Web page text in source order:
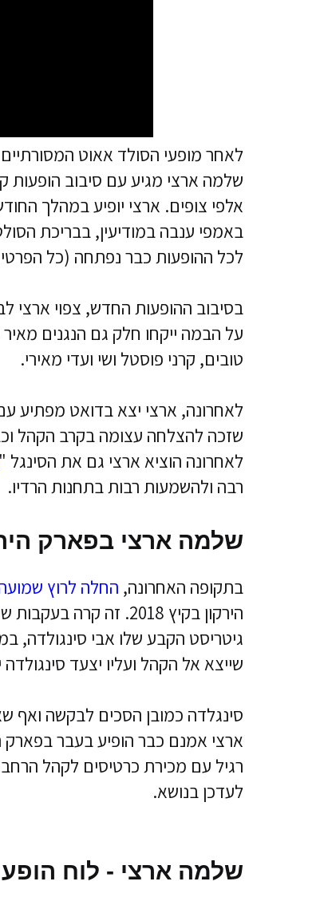
לאחר מופעי הסולד אאוט
אלפי צופים. ארצי יופיע במהלך
באמפי ענבה במודיעין, בבריכת
לכל ההופעות כבר נפתחה (כל
בסיבוב ההופעות החדש, צפוי ארצי
על הבמה ייקחו חלק גם הנגנים מאיר
טובים, קרני פוסטל ושי ועדי מאירי.
לאחרונה, ארצי יצא בדואט מפתיע
לאחרונה הוציא ארצי גם את הסינגל "
רבה ולהשמעות רבות בתחנות הרדיו.
שלמה ארצי בפארק
בתקופה האחרונה, החלה לרוץ
הירקון בקיץ 2018.
גיטריסט הקבע שלו אבי סינגולדה,
שייצא אל הקהל ועליו יצעד סינגולדה יחד עם 10
סינגלדה כמובן הסכים לבקשה ואף
ארצי אמנם כבר הופיע בעבר בפארק
רגיל עם מכירת כרטיסים לקהל הרחב.
לעדכן בנושא.
שלמה ארצי - לוח הופעות